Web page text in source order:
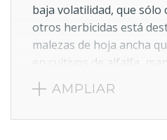
baja volatilidad, que sólo
otros herbicidas está
malezas de hoja ancha
en cultivos de alfalfa,
coasociadas. En mezclas
también puede ser
AMPLIAR